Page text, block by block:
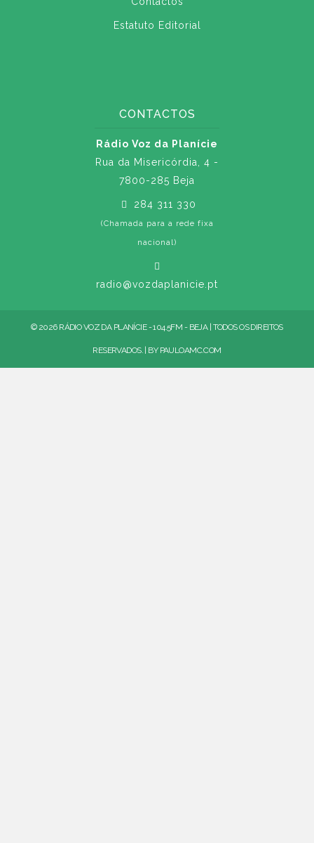
Estatuto Editorial
CONTACTOS
Rádio Voz da Planície
Rua da Misericórdia, 4 -
7800-285 Beja
284 311 330
(Chamada para a rede fixa
nacional)
radio@vozdaplanicie.pt
© 2026 RÁDIO VOZ DA PLANÍCIE - 104.5FM - BEJA | TODOS OS DIREITOS
RESERVADOS. | BY PAULOAMC.COM